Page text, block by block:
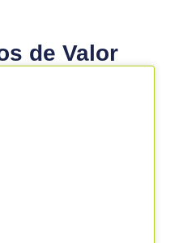
de Valor